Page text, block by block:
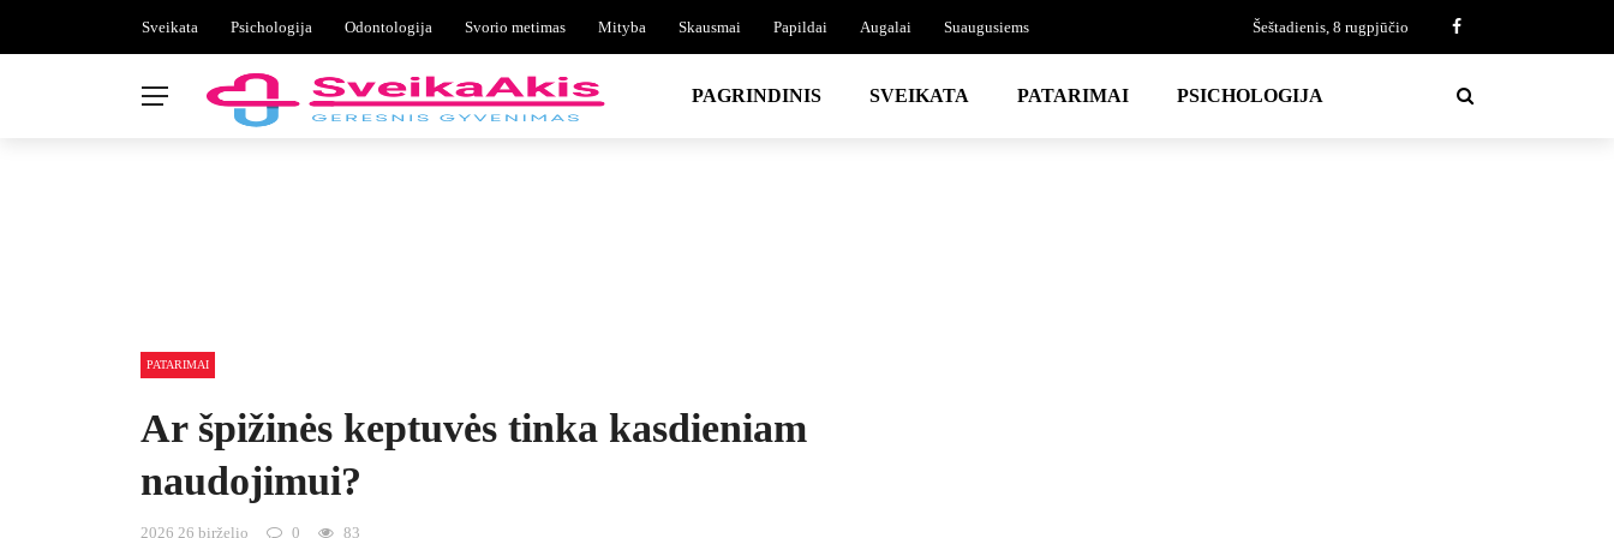
Sveikata Psichologija Odontologija Svorio metimas Mityba Skausmai Papildai Augalai Suaugusiems Šeštadienis, 8 rugpjūčio
PAGRINDINIS SVEIKATA PATARIMAI PSICHOLOGIJA
PATARIMAI
Ar špižinės keptuvės tinka kasdieniam
naudojimui?
2026 26 birželio 0 83